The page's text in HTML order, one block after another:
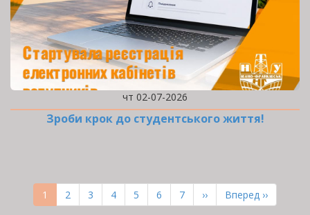
чт 02-07-2026
Зроби крок до студентського життя!
СТОРІНКИПоточна
сторінка
1 Page
2 Page
3 Page
4 Page
5 Page
6 Page
7
Наступна
сторінка
››
Остання
сторінка
Вперед ››